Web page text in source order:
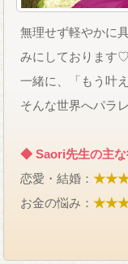
無理せず軽やかに
みにしております♡
一緒に、「もう叶
そんな世界へパラ
◆ Saori先生の主
恋愛・結婚：
お金の悩み：